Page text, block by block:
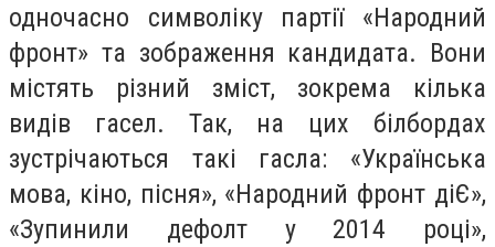
одночасно символіку партії «Народний
фронт» та зображення кандидата. Вони
містять різний зміст, зокрема кілька
видів гасел. Так, на цих білбордах
зустрічаються такі гасла: «Українська
мова, кіно, пісня», «Народний фронт діЄ»,
«Зупинили дефолт у 2014 році»,